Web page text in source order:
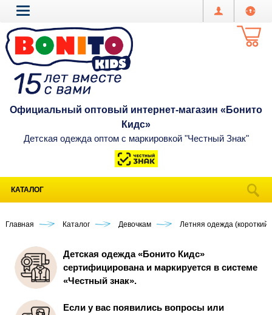
Официальный оптовый интернет-магазин «Бонито
Кидс»
Детская одежда оптом с маркировкой "Честный Знак"
КАТАЛОГ
Главная Каталог Девочкам Летняя одежда (короткий
Детская одежда «Бонито Кидс»
сертифицирована и маркируется в системе
«Честный знак».
Если у вас появились вопросы или